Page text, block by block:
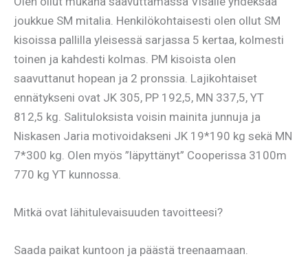
joukkue SM mitalia. Henkilökohtaisesti olen ollut SM
kisoissa pallilla yleisessä sarjassa 5 kertaa, kolmesti
toinen ja kahdesti kolmas. PM kisoista olen
saavuttanut hopean ja 2 pronssia. Lajikohtaiset
ennätykseni ovat JK 305, PP 192,5, MN 337,5, YT
812,5 kg. Salituloksista voisin mainita junnuja ja
Niskasen Jaria motivoidakseni JK 19*190 kg sekä MN
7*300 kg. Olen myös ”läpyttänyt” Cooperissa 3100m
770 kg YT kunnossa.
Mitkä ovat lähitulevaisuuden tavoitteesi?
Saada paikat kuntoon ja päästä treenaamaan.